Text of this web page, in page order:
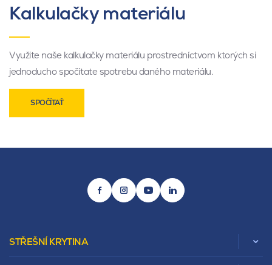
Kalkulačky materiálu
Využite naše kalkulačky materiálu prostredníctvom ktorých si
jednoducho spočítate spotrebu daného materiálu.
SPOČÍTAŤ
STŘEŠNÍ KRYTINA